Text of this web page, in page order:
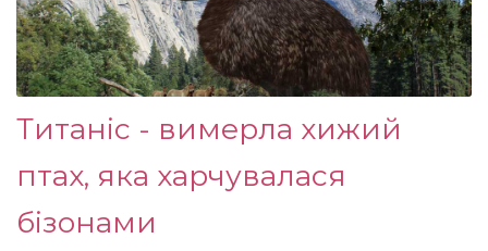
Титаніс - вимерла хижий
птах, яка харчувалася
бізонами